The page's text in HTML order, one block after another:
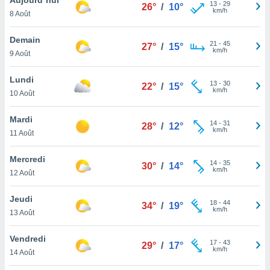
et
»,
au
vous
qu'ils
ou
le
ainsi
un
la
du
8 Août
26° / 10° 13- 29
km/h
Demain
9 Août
27° / 15° 21 - 45
km/h
Lundi
10 Août
22° / 15° 13- 30
km/h
Mardi
11 Août
28° / 12° 14- 31
km/h
Mercredi
12 Août
30° / 14° 14- 35
km/h
Jeudi
13 Août
34° / 19° 18- 44
km/h
Vendredi
14 Août
29° / 17° 17- 43
km/h